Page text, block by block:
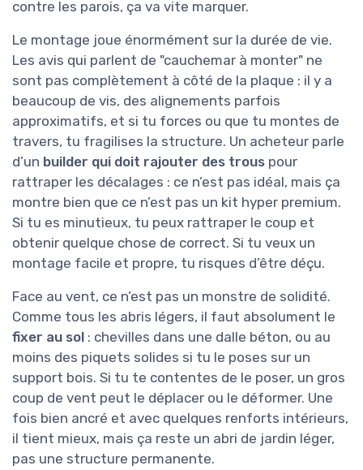
contre les parois, ça va vite marquer.
Le montage joue énormément sur la durée de vie.
Les avis qui parlent de "cauchemar à monter" ne
sont pas complètement à côté de la plaque : il y a
beaucoup de vis, des alignements parfois
approximatifs, et si tu forces ou que tu montes de
travers, tu fragilises la structure. Un acheteur parle
d’un builder qui doit rajouter des trous pour
rattraper les décalages : ce n’est pas idéal, mais ça
montre bien que ce n’est pas un kit hyper premium.
Si tu es minutieux, tu peux rattraper le coup et
obtenir quelque chose de correct. Si tu veux un
montage facile et propre, tu risques d’être déçu.
Face au vent, ce n’est pas un monstre de solidité.
Comme tous les abris légers, il faut absolument le
fixer au sol : chevilles dans une dalle béton, ou au
moins des piquets solides si tu le poses sur un
support bois. Si tu te contentes de le poser, un gros
coup de vent peut le déplacer ou le déformer. Une
fois bien ancré et avec quelques renforts intérieurs,
il tient mieux, mais ça reste un abri de jardin léger,
pas une structure permanente.